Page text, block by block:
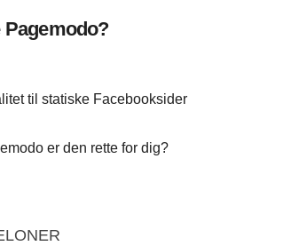
til statiske Facebooksider
er den rette for dig?